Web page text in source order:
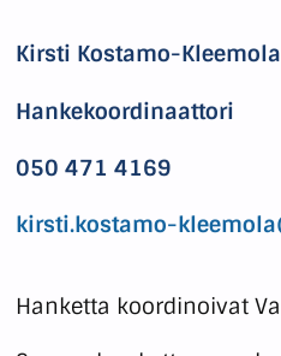
Kirsti Kostamo-Kleemola
Hankekoordinaattori
050 471 4169
kirsti.kostamo-
Hanketta koordinoivat